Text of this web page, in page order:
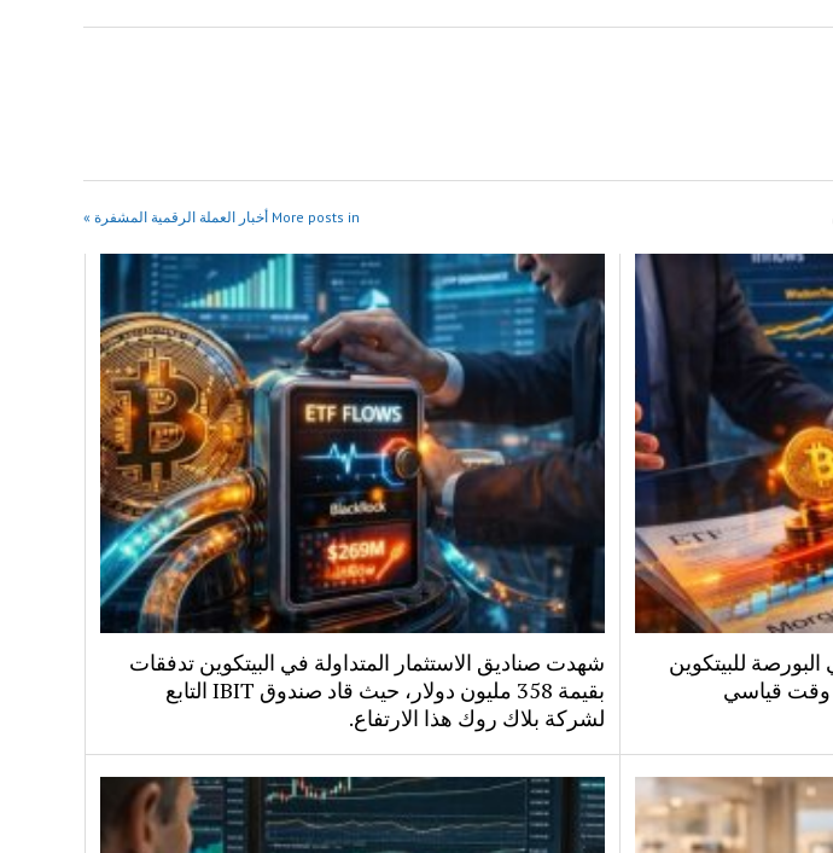
More posts in أخبار العملة الرقمية المشفرة »
للبيتكوين
وقت قياسي
شهدت صناديق الاستثمار المتداولة في البيتكوين تدفقات
بقيمة 358 مليون دولار، حيث قاد صندوق IBIT التابع
لشركة بلاك روك هذا الارتفاع.